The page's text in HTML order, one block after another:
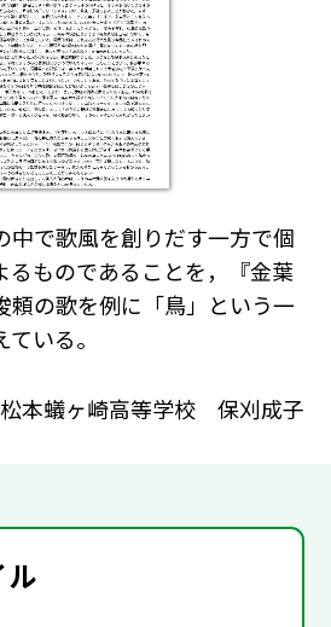
中で歌風を創りだす一方で個
るものであることを，『金葉
頼の歌を例に「鳥」という一
いる。
本蟻ヶ崎高等学校 保刈成子